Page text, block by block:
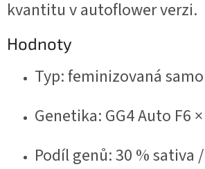
kvantitu v autoflower verzi.
Hodnoty
Typ: feminizovaná
Genetika: GG4 Auto F6
Podíl genů: 30 % sativa